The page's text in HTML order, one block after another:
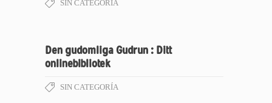
SIN CATEGORÍA
Den gudomliga Gudrun : Ditt
onlinebibliotek
SIN CATEGORÍA